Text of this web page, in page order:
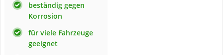
beständig gegen
Korrosion
für viele Fahrzeuge
geeignet